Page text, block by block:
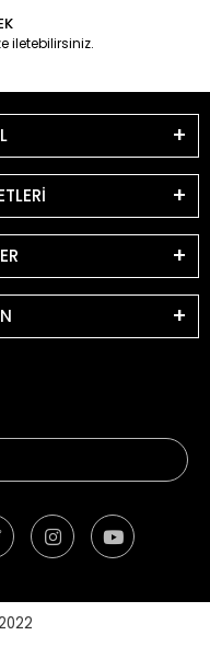
iletebilirsiniz.